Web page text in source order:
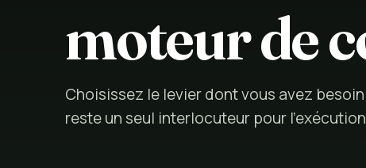
moteur de
Choisissez le levier dont vous avez
reste un seul interlocuteur pour